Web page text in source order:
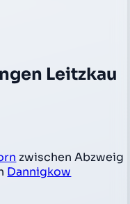
Leitzkau
zwischen Abzweig
Dannigkow